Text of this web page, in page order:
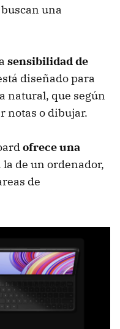
una
sensibilidad de
diseñado para
natural, que según
notas o dibujar.
ofrece una
de un ordenador,
de